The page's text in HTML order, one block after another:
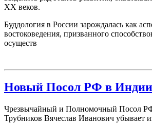
XX веков.
Буддология в России зарождалась как
востоковедения, призванного
осуществ
Новый Посол РФ в Индии
Чрезвычайный и Полномочный Посол
Трубников Вячеслав Иванович убывает